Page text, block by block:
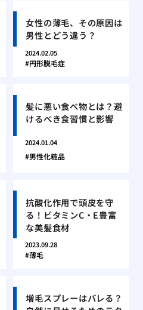
女性の薄毛、その原因は
男性とどう違う？
2024.02.05
円形脱毛症
髪に悪い食べ物とは？避
けるべき食習慣と影響
2024.01.04
男性化粧品
抗酸化作用で頭皮を守
る！ビタミンC・E豊富
な美髪食材
2023.09.28
薄毛
増毛スプレーはバレる？